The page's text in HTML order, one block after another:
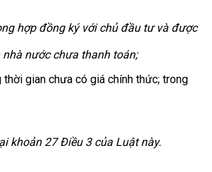
hợp đồng ký với chủ đầu tư và được
nước chưa thanh toán;
gian chưa có giá chính thức; trong
khoản 27 Điều 3 của Luật này.